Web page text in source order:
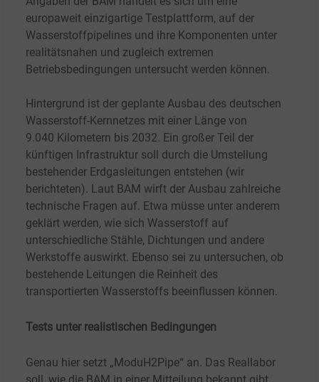
europaweit einzigartige Testplattform, auf der
Wasserstoffpipelines und ihre Komponenten unter
realitätsnahen und zugleich extremen
Betriebsbedingungen untersucht werden können.
Hintergrund ist der geplante Ausbau des deutschen
Wasserstoff-Kernnetzes mit einer Länge von
9.040 Kilometern bis 2032. Ein großer Teil der
künftigen Infrastruktur soll durch die Umstellung
bestehender Erdgasleitungen entstehen (wir
berichteten). Laut BAM wirft der Ausbau zahlreiche
technische Fragen auf. Etwa müsse unter anderem
geklärt werden, wie sich Wasserstoff auf
unterschiedliche Stähle, Dichtungen und andere
Werkstoffe auswirkt. Ebenso sei zu untersuchen, ob
bestehende Leitungen die Reinheit des
transportierten Wasserstoffs beeinflussen können.
Tests unter realistischen Bedingungen
Genau hier setzt „ModuH2Pipe“ an. Das Reallabor